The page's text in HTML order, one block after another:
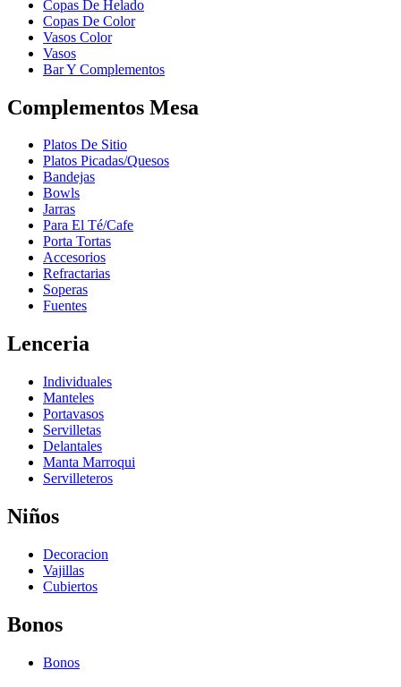
Copas De Helado
Copas De Color
Vasos Color
Vasos
Bar Y Complementos
Complementos Mesa
Platos De Sitio
Platos Picadas/Quesos
Bandejas
Bowls
Jarras
Para El Té/Cafe
Porta Tortas
Accesorios
Refractarias
Soperas
Fuentes
Lenceria
Individuales
Manteles
Portavasos
Servilletas
Delantales
Manta Marroqui
Servilleteros
Niños
Decoracion
Vajillas
Cubiertos
Bonos
Bonos